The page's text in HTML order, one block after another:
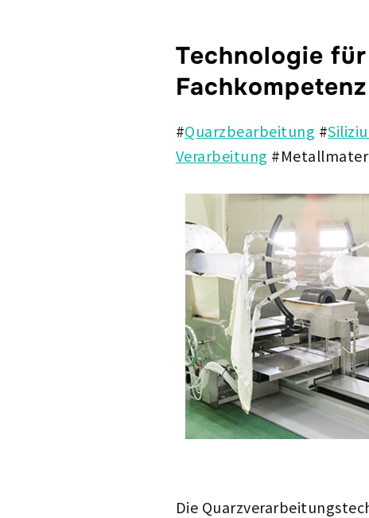
Technologie
#Quarzbearbeitung #
Verarbeitung
Die